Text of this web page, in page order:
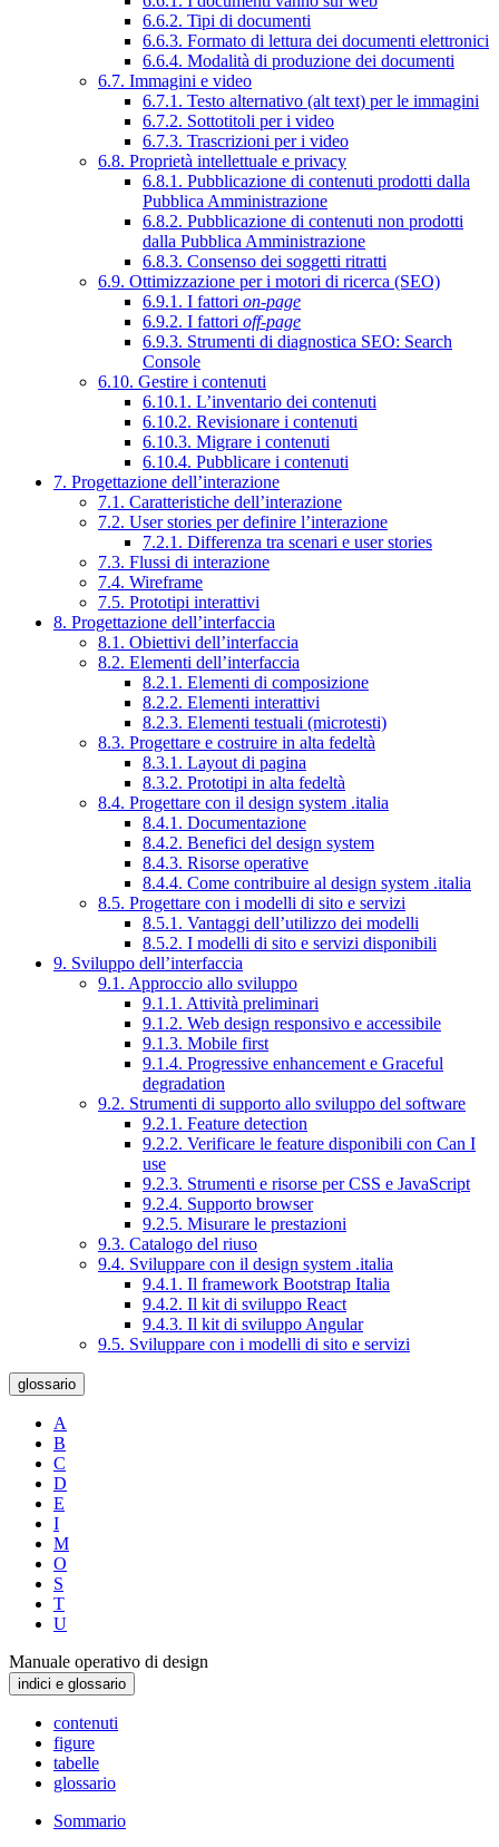
6.6.2. Tipi di documenti
6.6.3. Formato di lettura dei documenti elettronici
6.6.4. Modalità di produzione dei documenti
6.7. Immagini e video
6.7.1. Testo alternativo (alt text) per le immagini
6.7.2. Sottotitoli per i video
6.7.3. Trascrizioni per i video
6.8. Proprietà intellettuale e privacy
6.8.1. Pubblicazione di contenuti prodotti dalla
Pubblica Amministrazione
6.8.2. Pubblicazione di contenuti non prodotti
dalla Pubblica Amministrazione
6.8.3. Consenso dei soggetti ritratti
6.9. Ottimizzazione per i motori di ricerca (SEO)
6.9.1. I fattori on-page
6.9.2. I fattori off-page
6.9.3. Strumenti di diagnostica SEO: Search
Console
6.10. Gestire i contenuti
6.10.1. L’inventario dei contenuti
6.10.2. Revisionare i contenuti
6.10.3. Migrare i contenuti
6.10.4. Pubblicare i contenuti
7. Progettazione dell’interazione
7.1. Caratteristiche dell’interazione
7.2. User stories per definire l’interazione
7.2.1. Differenza tra scenari e user stories
7.3. Flussi di interazione
7.4. Wireframe
7.5. Prototipi interattivi
8. Progettazione dell’interfaccia
8.1. Obiettivi dell’interfaccia
8.2. Elementi dell’interfaccia
8.2.1. Elementi di composizione
8.2.2. Elementi interattivi
8.2.3. Elementi testuali (microtesti)
8.3. Progettare e costruire in alta fedeltà
8.3.1. Layout di pagina
8.3.2. Prototipi in alta fedeltà
8.4. Progettare con il design system .italia
8.4.1. Documentazione
8.4.2. Benefici del design system
8.4.3. Risorse operative
8.4.4. Come contribuire al design system .italia
8.5. Progettare con i modelli di sito e servizi
8.5.1. Vantaggi dell’utilizzo dei modelli
8.5.2. I modelli di sito e servizi disponibili
9. Sviluppo dell’interfaccia
9.1. Approccio allo sviluppo
9.1.1. Attività preliminari
9.1.2. Web design responsivo e accessibile
9.1.3. Mobile first
9.1.4. Progressive enhancement e Graceful
degradation
9.2. Strumenti di supporto allo sviluppo del software
9.2.1. Feature detection
9.2.2. Verificare le feature disponibili con Can I
use
9.2.3. Strumenti e risorse per CSS e JavaScript
9.2.4. Supporto browser
9.2.5. Misurare le prestazioni
9.3. Catalogo del riuso
9.4. Sviluppare con il design system .italia
9.4.1. Il framework Bootstrap Italia
9.4.2. Il kit di sviluppo React
9.4.3. Il kit di sviluppo Angular
9.5. Sviluppare con i modelli di sito e servizi
glossario
A
B
C
D
E
I
M
O
S
T
U
Manuale operativo di design
indici e glossario
contenuti
figure
tabelle
glossario
Sommario